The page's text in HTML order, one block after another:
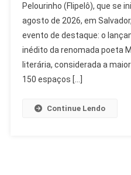
Inédito
De
Myriam
Fraga
Lançado
Pelourinho (Flipelô), que se
agosto de 2026, em
evento de destaque: o
inédito da renomada poeta
literária, considerada a
150 espaços […]
Continue Lendo